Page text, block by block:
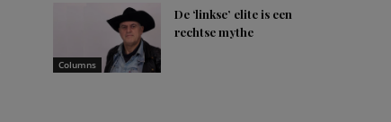
Columns
De ‘linkse’ elite is een
rechtse mythe